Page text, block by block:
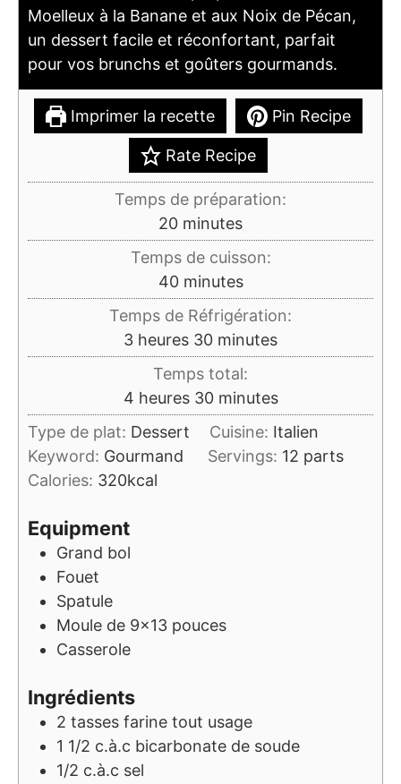
Moelleux à la Banane et aux Noix de Pécan,
un dessert facile et réconfortant, parfait
pour vos brunchs et goûters gourmands.
Imprimer la recette Pin Recipe
Rate Recipe
Temps de préparation:
20minutes
minutes
Temps de cuisson:
40minutes
minutes
Temps de Réfrigération:
3heures
heures 30minutes
minutes
Temps total:
4heures
heures 30minutes
minutes
Type de plat: Dessert Cuisine: Italien
Keyword: Gourmand Servings: 12 parts
Calories: 320kcal
Equipment
Grand bol
Fouet
Spatule
Moule de 9x13 pouces
Casserole
Ingrédients
2 tasses farine tout usage
1 1/2 c.à.c bicarbonate de soude
1/2 c.à.c sel